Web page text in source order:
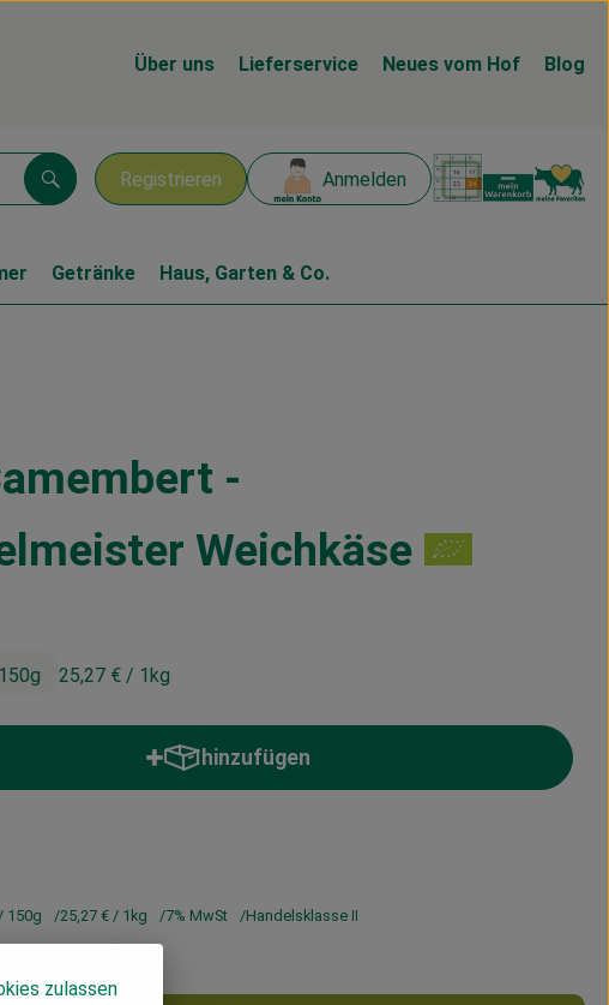
Über uns Lieferservice Neues vom Hof Blog
Registrieren Anmelden
Suchen
Getränke Haus, Garten & Co.
-
Weichkäse
25,27 € / 1kg
hinzufügen
hinzufügen
Produkt zum Warenkorb hinzufügen
150g 25,27 € / 1kg 7% MwSt Handelsklasse II
zulassen